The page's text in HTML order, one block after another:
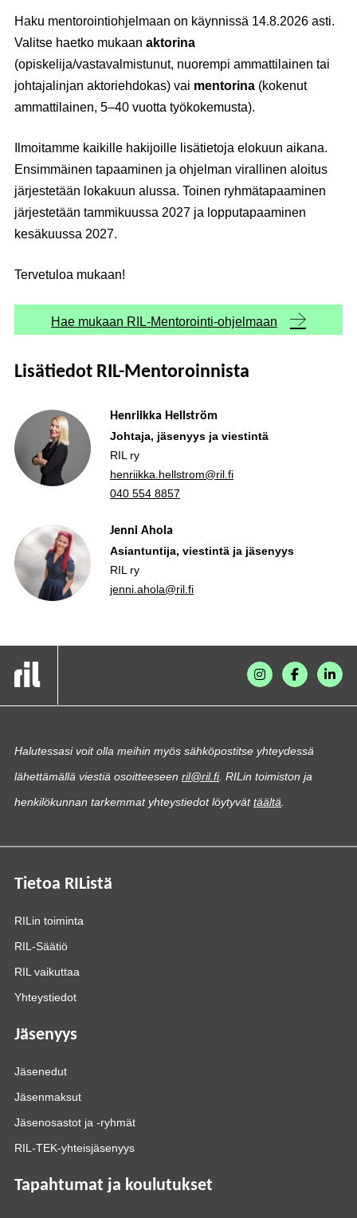
Haku mentorointiohjelmaan on käynnissä 14.8.2026 asti.
Valitse haetko mukaan aktorina
(opiskelija/vastavalmistunut, nuorempi ammattilainen tai
johtajalinjan aktoriehdokas) vai mentorina (kokenut
ammattilainen, 5–40 vuotta työkokemusta).
Ilmoitamme kaikille hakijoille lisätietoja elokuun aikana.
Ensimmäinen tapaaminen ja ohjelman virallinen aloitus
järjestetään lokakuun alussa. Toinen ryhmätapaaminen
järjestetään tammikuussa 2027 ja lopputapaaminen
kesäkuussa 2027.
Tervetuloa mukaan!
Hae mukaan RIL-Mentorointi-ohjelmaan
Lisätiedot RIL-Mentoroinnista
Henriikka Hellström
Johtaja, jäsenyys ja viestintä
RIL ry
henriikka.hellstrom@ril.fi
040 554 8857
Jenni Ahola
Asiantuntija, viestintä ja jäsenyys
RIL ry
jenni.ahola@ril.fi
Halutessasi voit olla meihin myös sähköpostitse yhteydessä
lähettämällä viestiä osoitteeseen ril@ril.fi. RILin toimiston ja
henkilökunnan tarkemmat yhteystiedot löytyvättäältä
Tietoa RIListä
RILin toiminta
RIL-Säätiö
RIL vaikuttaa
Yhteystiedot
Jäsenyys
Jäsenedut
Jäsenmaksut
Jäsenosastot ja -ryhmät
RIL-TEK-yhteisjäsenyys
Tapahtumat ja koulutukset